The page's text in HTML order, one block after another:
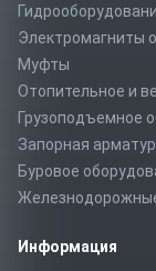
Электромагниты
Муфты
Отопительное и
Грузоподъемное
Запорная
Буровое
Информация